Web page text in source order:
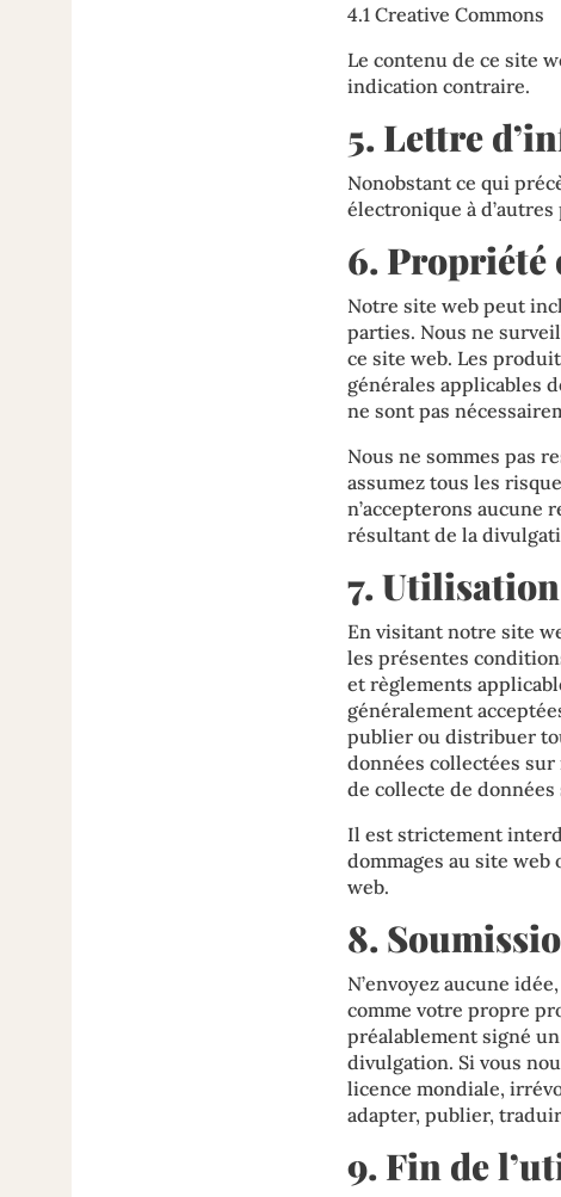
4.1 Creative Commons
Le contenu de ce site
indication contraire.
5. Lettre
Nonobstant ce qui
électronique à
6. Propriété
Notre site web peut
parties. Nous ne
ce site web. Les
générales applicables
ne sont pas
Nous ne sommes pas
assumez tous les
n’accepterons aucune
résultant de la
7.
En visitant notre site
les présentes
et règlements
généralement
publier ou distribuer
données collectées
de collecte de
Il est strictement
dommages au site
web.
8.
N’envoyez aucune
comme votre propre
préalablement signé
divulgation. Si vous
licence mondiale,
adapter, publier,
9. Fin de